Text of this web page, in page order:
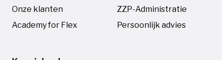
Onze klanten
Academy for Flex
ZZP-Administratie
Persoonlijk advies